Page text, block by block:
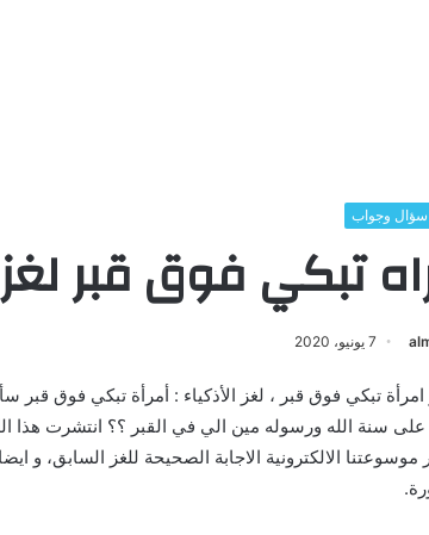
سؤال وجواب
تبكي فوق قبر لغز
7 يونيو، 2020
تبكي فوق قبر ، لغز الأذكياء : أمرأة تبكي فوق
سنة الله ورسوله مين الي في القبر ؟؟ انتشرت هذا
موسوعتنا الالكترونية الاجابة الصحيحة للغز السابق، و